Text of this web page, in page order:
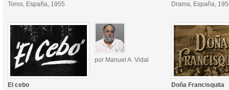
Toros, España, 1955
Drama, España,
por Manuel A. Vidal
El cebo
Doña Francisquita